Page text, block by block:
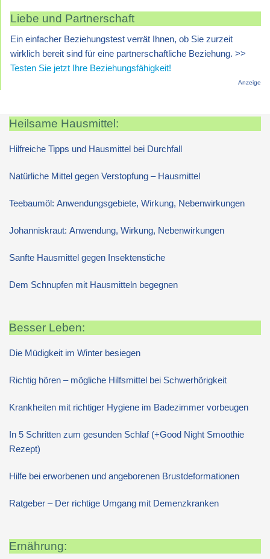
Liebe und Partnerschaft
Ein einfacher Beziehungstest verrät Ihnen, ob Sie zurzeit
wirklich bereit sind für eine partnerschaftliche Beziehung. >>
Testen Sie jetzt Ihre Beziehungsfähigkeit!
Anzeige
Heilsame Hausmittel:
Hilfreiche Tipps und Hausmittel bei Durchfall
Natürliche Mittel gegen Verstopfung – Hausmittel
Teebaumöl: Anwendungsgebiete, Wirkung, Nebenwirkungen
Johanniskraut: Anwendung, Wirkung, Nebenwirkungen
Sanfte Hausmittel gegen Insektenstiche
Dem Schnupfen mit Hausmitteln begegnen
Besser Leben:
Die Müdigkeit im Winter besiegen
Richtig hören – mögliche Hilfsmittel bei Schwerhörigkeit
Krankheiten mit richtiger Hygiene im Badezimmer vorbeugen
In 5 Schritten zum gesunden Schlaf (+Good Night Smoothie
Rezept)
Hilfe bei erworbenen und angeborenen Brustdeformationen
Ratgeber – Der richtige Umgang mit Demenzkranken
Ernährung: